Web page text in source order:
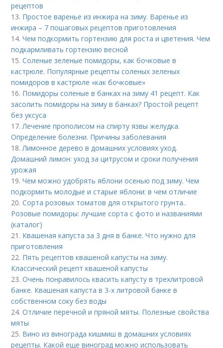
рецептов
13. Простое варенье из инжира на зиму. Варенье из
инжира – 7 пошаговых рецептов приготовления
14.Чем подкормить гортензию для роста и цветения. Чем
подкармливать гортензию весной
15.Соленые зеленые помидоры, как бочковые в
кастрюле. Популярные рецепты соленых зеленых
помидоров в кастрюле «как бочковые»
16. Помидоры соленые в банках на зиму 41 рецепт. Как
засолить помидоры на зиму в банках? Простой рецепт
без уксуса
17.Лечение прополисом на спирту язвы желудка.
Определение болезни. Причины заболевания
18.Лимонное дерево в домашних условиях уход.
Домашний лимон: уход за цитрусом и сроки получения
урожая
19.Чем можно удобрять яблони осенью под зиму. Чем
подкормить молодые и старые яблони: в чем отличие
20.Сорта розовых томатов для открытого грунта..
Розовые помидоры: лучшие сорта с фото и названиями
(каталог)
21. Квашеная капуста за 3 дня в банке. Что нужно для
приготовления
22. Пять рецептов квашеной капусты на зиму.
Классический рецепт квашеной капусты
23.Очень понравилось квасить капусту в трехлитровой
банке. Квашеная капуста в 3-х литровой банке в
собственном соку без воды
24.Отличие перечной и пряной мяты. Полезные свойства
мяты
25. Вино из винограда кишмиш в домашних условиях
рецепты. Какой еще виноград можно использовать